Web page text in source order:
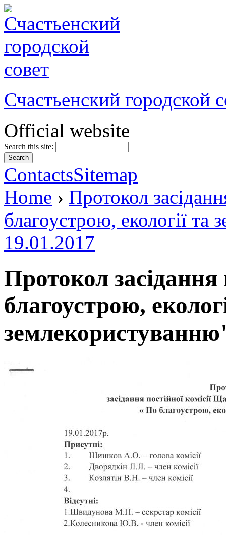
Счастьенский городской
Official website
Search this site:
ContactsSitemap
Home › Протокол
благоустрою, екології та
19.01.2017
Протокол засідання
благоустрою,